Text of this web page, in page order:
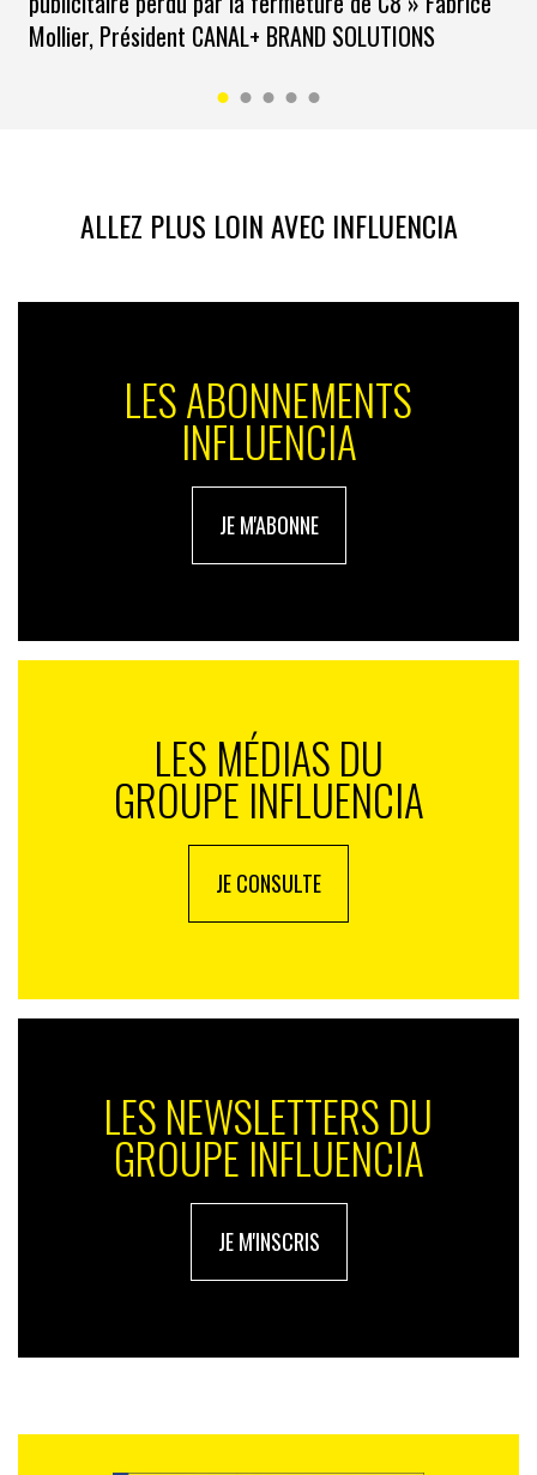
Mollier, Président CANAL+ BRAND SOLUTIONS
ALLEZ PLUS LOIN AVEC INFLUENCIA
LES ABONNEMENTS
INFLUENCIA
JE M'ABONNE
LES MÉDIAS DU
GROUPE INFLUENCIA
JE CONSULTE
LES NEWSLETTERS DU
GROUPE INFLUENCIA
JE M'INSCRIS